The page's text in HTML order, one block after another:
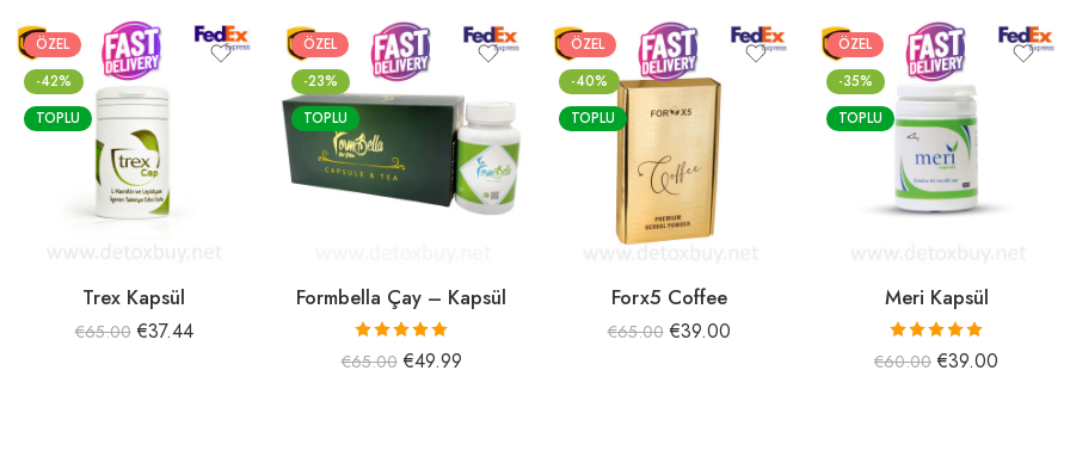
ÖZEL
-42%
TOPLU
Trex Kapsül
€65.00 €37.44
ÖZEL
-23%
TOPLU
Formbella Çay – Kapsül
5 üzerinden
5.00oy aldı
€65.00 €49.99
ÖZEL
-40%
TOPLU
Forx5 Coffee
€65.00 €39.00
ÖZEL
-35%
TOPLU
Meri Kapsül
5 üzerinden
5.00oy aldı
€60.00 €39.00